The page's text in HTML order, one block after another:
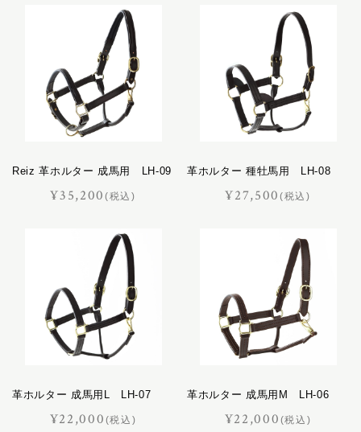
Reiz 革ホルター 成馬用 LH-09
¥35,200(税込)
革ホルター 種牡馬用 LH-08
¥27,500(税込)
革ホルター 成馬用L LH-07
¥22,000 (税込)
革ホルター 成馬用M LH-06
¥22,000 (税込)